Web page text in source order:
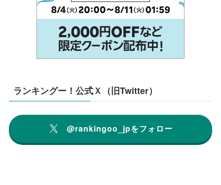
ランキングー！公式Ｘ（旧Twitter）
@rankingoo_jpをフォロー